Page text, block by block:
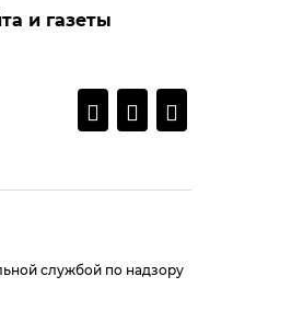
и газеты
службой по надзору